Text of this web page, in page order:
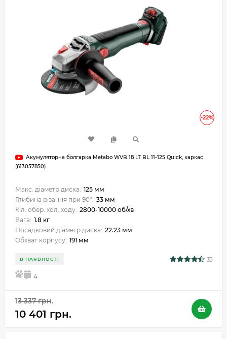
-22%
Акумуляторна болгарка Metabo WVB 18 LT BL 11-125 Quick, каркас
(613057850)
Макс. діаметр диска: 125 мм
Глибина різання при 90°: 33 мм
Кіл. обер. хол. ходу: 2800-10000 об/хв
Вага: 1.8 кг
Посадковий діаметр диска: 22.23 мм
Обхват корпусу: 191 мм
В НАЯВНОСТІ 35
5 4
13 337 грн.
10 401 грн.